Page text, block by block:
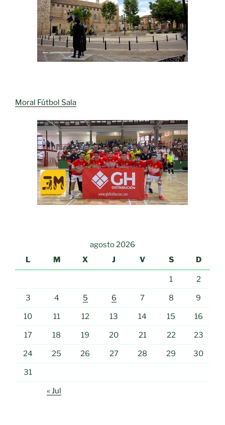
Moral Fútbol Sala
agosto 2026
L
M X J V S D
1 2
3 4 5 6 7 8 9
10 11 12 13 14 15 16
17 18 19 20 21 22 23
24 25 26 27 28 29 30
31
« Jul